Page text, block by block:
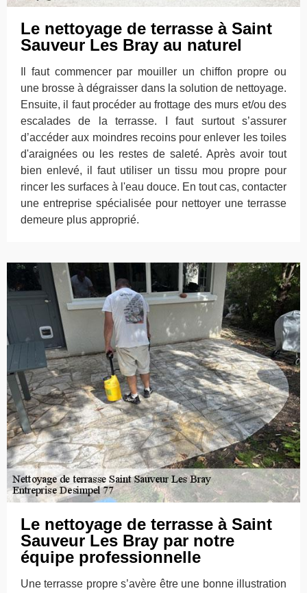
Le nettoyage de terrasse à Saint
Sauveur Les Bray au naturel
Il faut commencer par mouiller un chiffon propre ou
une brosse à dégraisser dans la solution de nettoyage.
Ensuite, il faut procéder au frottage des murs et/ou des
escalades de la terrasse. I faut surtout s’assurer
d’accéder aux moindres recoins pour enlever les toiles
d'araignées ou les restes de saleté. Après avoir tout
bien enlevé, il faut utiliser un tissu mou propre pour
rincer les surfaces à l'eau douce. En tout cas, contacter
une entreprise spécialisée pour nettoyer une terrasse
demeure plus approprié.
Le nettoyage de terrasse à Saint
Sauveur Les Bray par notre
équipe professionnelle
Une terrasse propre s’avère être une bonne illustration